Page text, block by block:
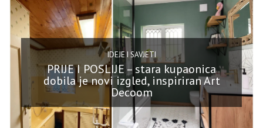
IDEJE I SAVJETI
PRIJE I POSLIJE – stara kupaonica
dobila je novi izgled, inspiriran Art
Decoom